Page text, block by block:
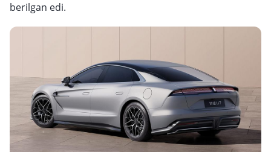
berilgan edi.